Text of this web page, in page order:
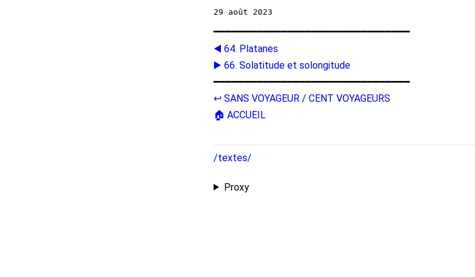
━━━━━━━━━━━━━━━━━━━━━━━━━━━━━━━━
◀️ 64. Platanes
▶️ 66. Solatitude et solongitude
━━━━━━━━━━━━━━━━━━━━━━━━━━━━━━━━
↩️ SANS VOYAGEUR / CENT VOYAGEURS
🏠 ACCUEIL
/textes/
Proxy